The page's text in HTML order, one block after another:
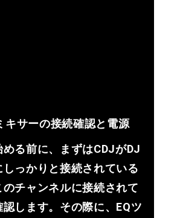
キサーの接続確認と電源
める前に、まずはCDJがDJ
しっかりと接続されている
のチャンネルに接続されて
認します。その際に、EQツ